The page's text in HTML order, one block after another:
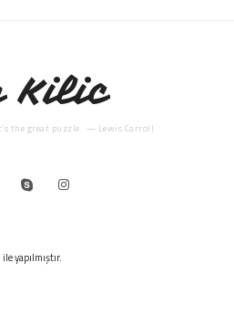
Kilic
the great puzzle. — Lewis Carroll
ile yapılmıştır.